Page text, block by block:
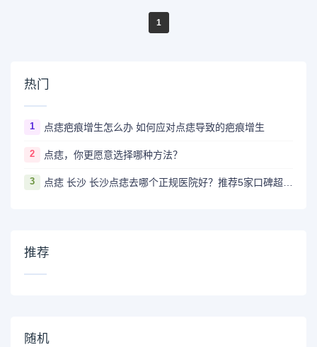
1
热门
1 点痣疤痕增生怎么办 如何应对点痣导致的疤痕增生
2 点痣，你更愿意选择哪种方法？
3
推荐
随机